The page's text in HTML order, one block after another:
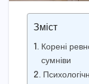
Зміст
Корені
сумніви